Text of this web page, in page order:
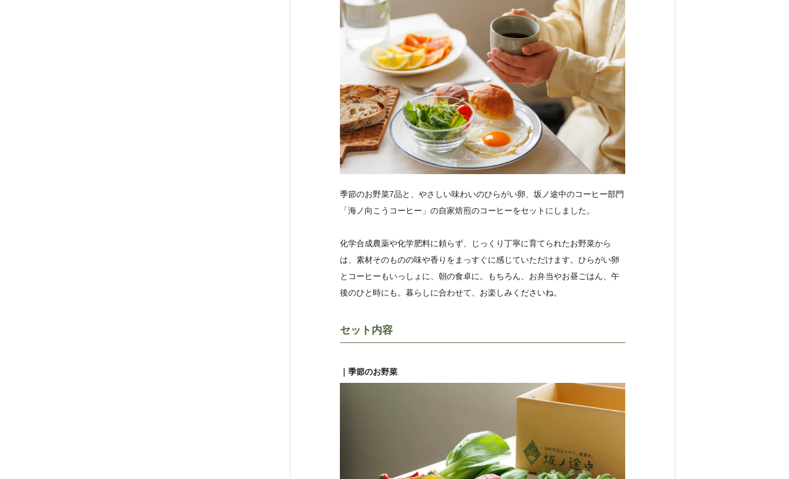
季節のお野菜7品と、やさしい味わいのひらがい卵、坂ノ途中のコーヒー部門
「海ノ向こうコーヒー」の自家焙煎のコーヒーをセットにしました。
化学合成農薬や化学肥料に頼らず、じっくり丁寧に育てられたお野菜から
は、素材そのものの味や香りをまっすぐに感じていただけます。ひらがい卵
とコーヒーもいっしょに、朝の食卓に。もちろん、お弁当やお昼ごはん、午
後のひと時にも。暮らしに合わせて、お楽しみくださいね。
セット内容
｜季節のお野菜